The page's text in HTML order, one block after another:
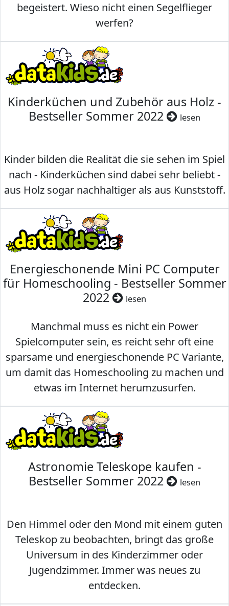
begeistert. Wieso nicht einen Segelflieger
werfen?
Kinderküchen und Zubehör aus Holz -
Bestseller Sommer 2022
lesen
Kinder bilden die Realität die sie sehen im Spiel
nach - Kinderküchen sind dabei sehr beliebt -
aus Holz sogar nachhaltiger als aus Kunststoff.
Energieschonende Mini PC Computer
für Homeschooling - Bestseller Sommer
2022
lesen
Manchmal muss es nicht ein Power
Spielcomputer sein, es reicht sehr oft eine
sparsame und energieschonende PC Variante,
um damit das Homeschooling zu machen und
etwas im Internet herumzusurfen.
Astronomie Teleskope kaufen -
Bestseller Sommer 2022
lesen
Den Himmel oder den Mond mit einem guten
Teleskop zu beobachten, bringt das große
Universum in des Kinderzimmer oder
Jugendzimmer. Immer was neues zu
entdecken.